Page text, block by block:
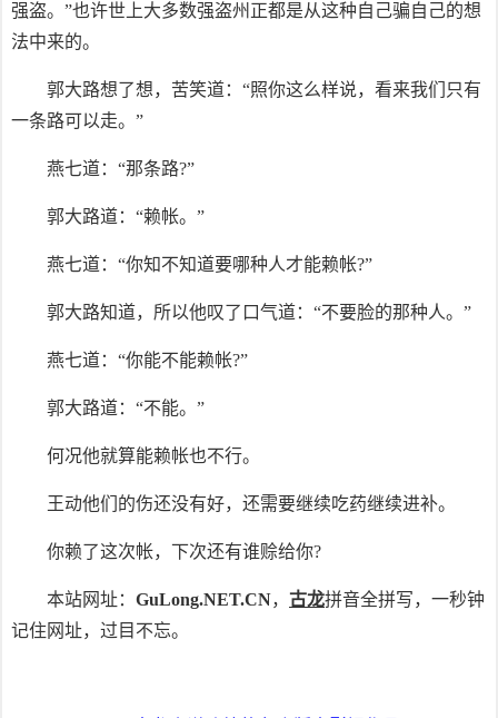
强盗。”也许世上大多数强盗州正都是从这种自己骗自己的想
法中来的。
郭大路想了想，苦笑道：“照你这么样说，看来我们只有
一条路可以走。”
燕七道：“那条路?”
郭大路道：“赖帐。”
燕七道：“你知不知道要哪种人才能赖帐?”
郭大路知道，所以他叹了口气道：“不要脸的那种人。”
燕七道：“你能不能赖帐?”
郭大路道：“不能。”
何况他就算能赖帐也不行。
王动他们的伤还没有好，还需要继续吃药继续进补。
你赖了这次帐，下次还有谁赊给你?
本站网址： GuLong.NET.CN， 古龙拼音全拼写，一秒钟
记住网址，过目不忘。